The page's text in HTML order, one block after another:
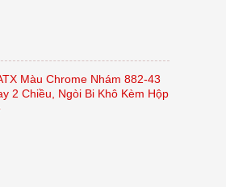
Màu Chrome Nhám 882-43
2 Chiều, Ngòi Bi Khô Kèm Hộp